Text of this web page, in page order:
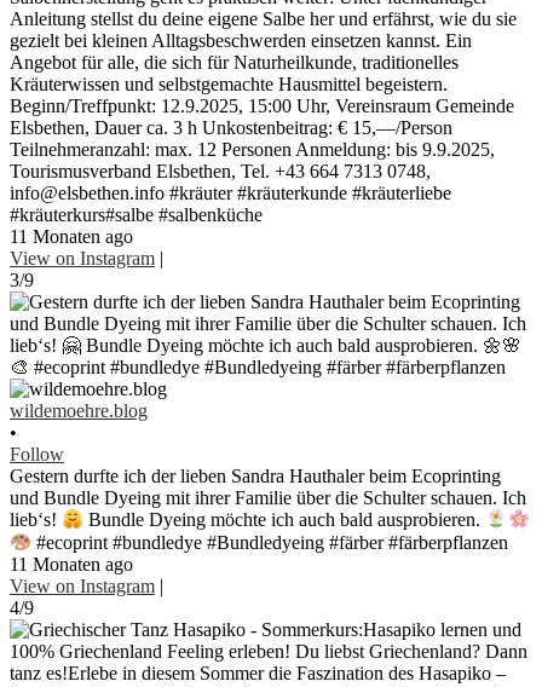
Anleitung stellst du deine eigene Salbe her und erfährst, wie du sie
gezielt bei kleinen Alltagsbeschwerden einsetzen kannst. Ein
Angebot für alle, die sich für Naturheilkunde, traditionelles
Kräuterwissen und selbstgemachte Hausmittel begeistern.
Beginn/Treffpunkt: 12.9.2025, 15:00 Uhr, Vereinsraum Gemeinde
Elsbethen, Dauer ca. 3 h Unkostenbeitrag: € 15,—/Person
Teilnehmeranzahl: max. 12 Personen Anmeldung: bis 9.9.2025,
Tourismusverband Elsbethen, Tel. +43 664 7313 0748,
info@elsbethen.info #kräuter #kräuterkunde #kräuterliebe
#kräuterkurs#salbe #salbenküche
11 Monaten ago
View on Instagram |
3/9
wildemoehre.blog
•
Follow
Gestern durfte ich der lieben Sandra Hauthaler beim Ecoprinting
und Bundle Dyeing mit ihrer Familie über die Schulter schauen. Ich
lieb‘s!
Bundle Dyeing möchte ich auch bald ausprobieren.
#ecoprint #bundledye #Bundledyeing #färber #färberpflanzen
11 Monaten ago
View on Instagram |
4/9